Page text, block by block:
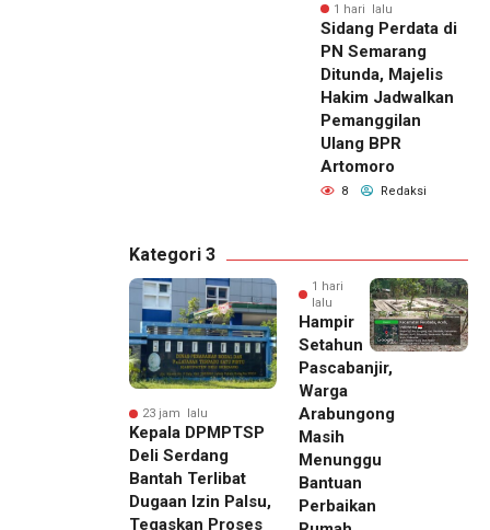
1 hari lalu
Sidang Perdata di
PN Semarang
Ditunda, Majelis
Hakim Jadwalkan
Pemanggilan
Ulang BPR
Artomoro
8 Redaksi
Kategori 3
23 jam lalu
Kepala DPMPTSP
Deli Serdang
Bantah Terlibat
Dugaan Izin Palsu,
Tegaskan Proses
1 hari
lalu
Hampir
Setahun
Pascabanjir,
Warga
Arabungong
Masih
Menunggu
Bantuan
Perbaikan